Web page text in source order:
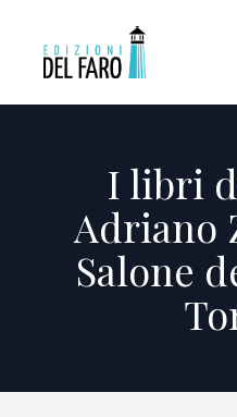
I libri
Adriano
Salone